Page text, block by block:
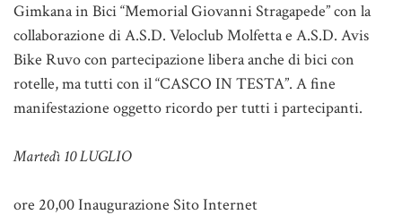
Gimkana in Bici “Memorial Giovanni Stragapede” con la
collaborazione di A.S.D. Veloclub Molfetta e A.S.D. Avis
Bike Ruvo con partecipazione libera anche di bici con
rotelle, ma tutti con il “CASCO IN TESTA”. A fine
manifestazione oggetto ricordo per tutti i partecipanti.
Martedì 10 LUGLIO
ore 20,00 Inaugurazione Sito Internet